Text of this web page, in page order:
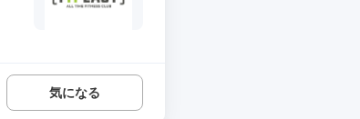
気になる